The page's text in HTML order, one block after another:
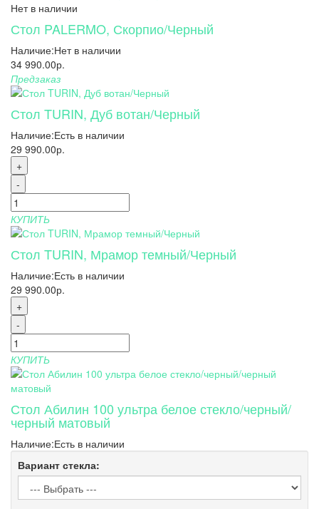
Нет в наличии
Стол PALERMO, Скорпио/Черный
Наличие:Нет в наличии
34 990.00р.
Предзаказ
Стол TURIN, Дуб вотан/Черный
Наличие:Есть в наличии
29 990.00р.
+
-
КУПИТЬ
Стол TURIN, Мрамор темный/Черный
Наличие:Есть в наличии
29 990.00р.
+
-
КУПИТЬ
Стол Абилин 100 ультра белое стекло/черный/
черный матовый
Наличие:Есть в наличии
Вариант стекла: